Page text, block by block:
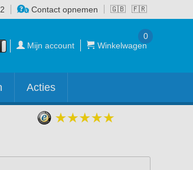
🇬🇧 🇫🇷
Contact opnemen
Excl. Mijn account Winkelwagen
0
Acties